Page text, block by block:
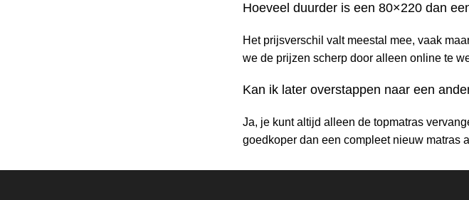
Hoeveel duurder is een 80×220 dan
Het prijsverschil valt meestal mee, vaak
we de prijzen scherp door alleen online te
Kan ik later overstappen naar een
Ja, je kunt altijd alleen de topmatras
goedkoper dan een compleet nieuw matras